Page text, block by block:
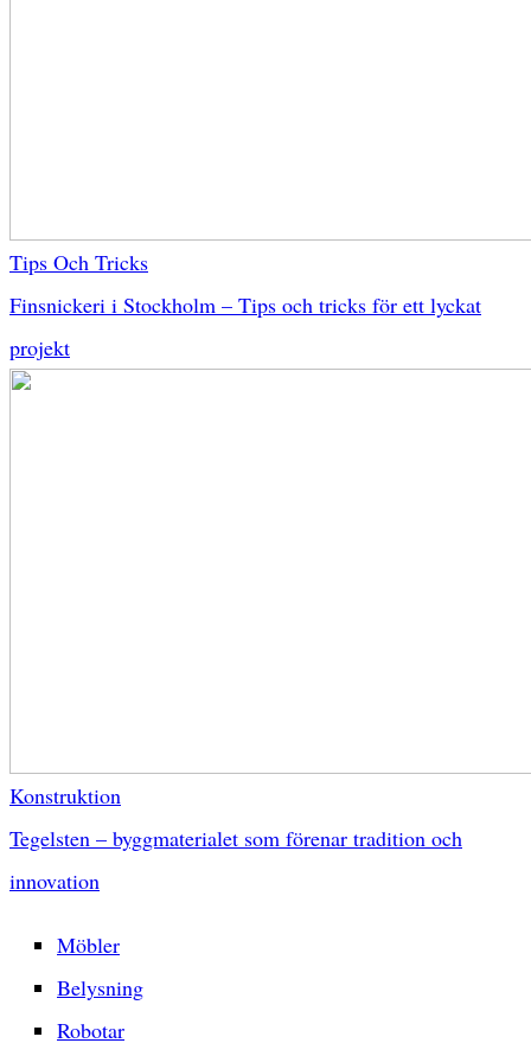
Tips Och Tricks
Finsnickeri i Stockholm – Tips och tricks för ett lyckat
projekt
Konstruktion
Tegelsten – byggmaterialet som förenar tradition och
innovation
Möbler
Belysning
Robotar